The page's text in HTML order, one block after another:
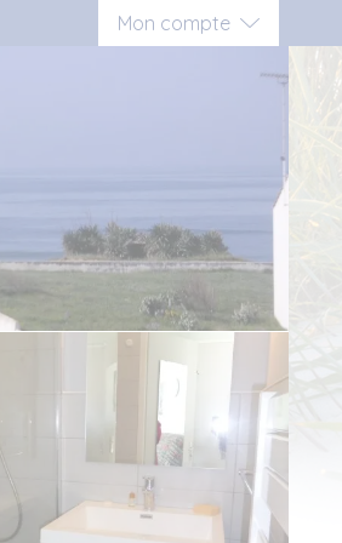
Mon compte